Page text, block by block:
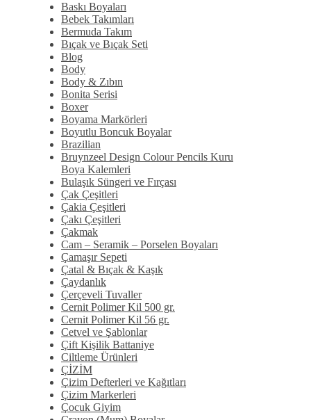
Baskı Boyaları
Bebek Takımları
Bermuda Takım
Bıçak ve Bıçak Seti
Blog
Body
Body & Zıbın
Bonita Serisi
Boxer
Boyama Markörleri
Boyutlu Boncuk Boyalar
Brazilian
Bruynzeel Design Colour Pencils Kuru
Boya Kalemleri
Bulaşık Süngeri ve Fırçası
Çak Çeşitleri
Çakia Çeşitleri
Çakı Çeşitleri
Çakmak
Cam – Seramik – Porselen Boyaları
Çamaşır Sepeti
Çatal & Bıçak & Kaşık
Çaydanlık
Çerçeveli Tuvaller
Cernit Polimer Kil 500 gr.
Cernit Polimer Kil 56 gr.
Cetvel ve Şablonlar
Çift Kişilik Battaniye
Ciltleme Ürünleri
ÇİZİM
Çizim Defterleri ve Kağıtları
Çizim Markerleri
Çocuk Giyim